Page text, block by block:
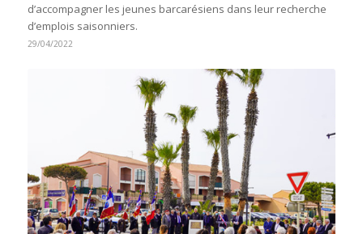
d’accompagner les jeunes barcarésiens dans leur recherche
d’emplois saisonniers.
29/04/2022